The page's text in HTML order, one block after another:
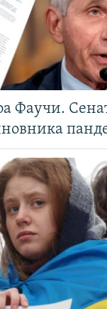
Фаучи.